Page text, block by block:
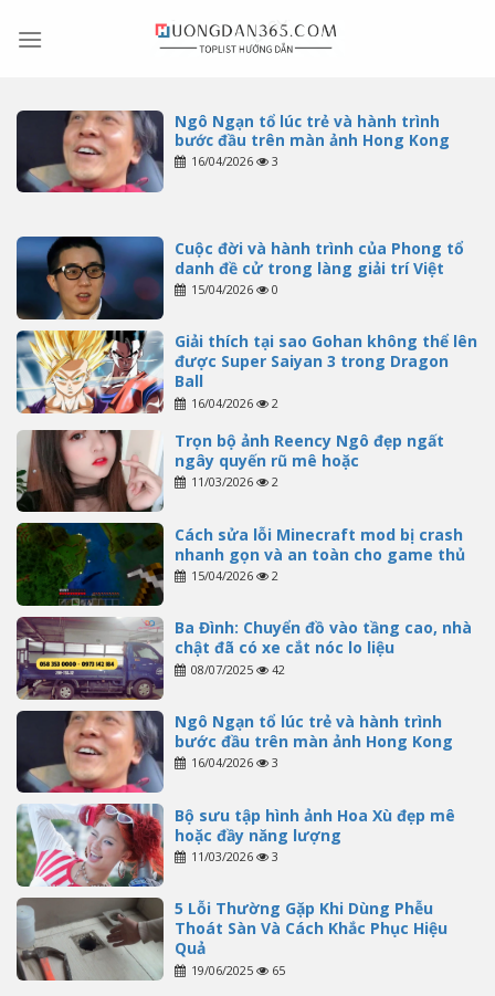
Ngô Ngạn tổ lúc trẻ và hành trình
bước đầu trên màn ảnh Hong Kong
16/04/2026 3
Cuộc đời và hành trình của Phong tổ
danh đề cử trong làng giải trí Việt
15/04/2026 0
Giải thích tại sao Gohan không thể lên
được Super Saiyan 3 trong Dragon
Ball
16/04/2026 2
Trọn bộ ảnh Reency Ngô đẹp ngất
ngây quyến rũ mê hoặc
11/03/2026 2
Cách sửa lỗi Minecraft mod bị crash
nhanh gọn và an toàn cho game thủ
15/04/2026 2
Ba Đình: Chuyển đồ vào tầng cao, nhà
chật đã có xe cắt nóc lo liệu
08/07/2025 42
Ngô Ngạn tổ lúc trẻ và hành trình
bước đầu trên màn ảnh Hong Kong
16/04/2026 3
Bộ sưu tập hình ảnh Hoa Xù đẹp mê
hoặc đầy năng lượng
11/03/2026 3
5 Lỗi Thường Gặp Khi Dùng Phễu
Thoát Sàn Và Cách Khắc Phục Hiệu
Quả
19/06/2025 65